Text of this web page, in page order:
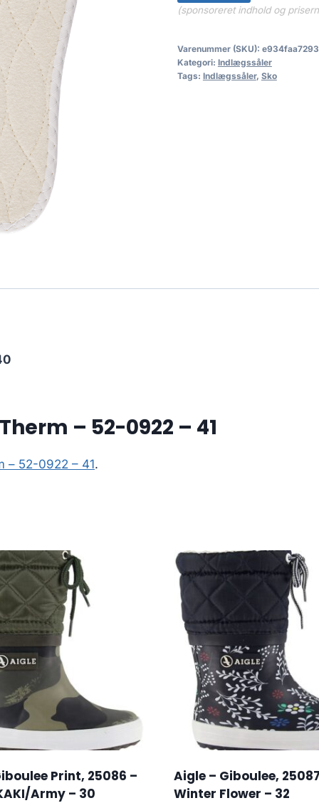
(sponsoreret indhold og
Varenummer (SKU):
Kategori: Indlægssåler
Tags: Indlægssåler, Sko
– 52-0922 – 41
– 52-0922 – 41.
Print, 25086 –
Army – 30
Aigle – Giboulee,
Winter Flower – 32